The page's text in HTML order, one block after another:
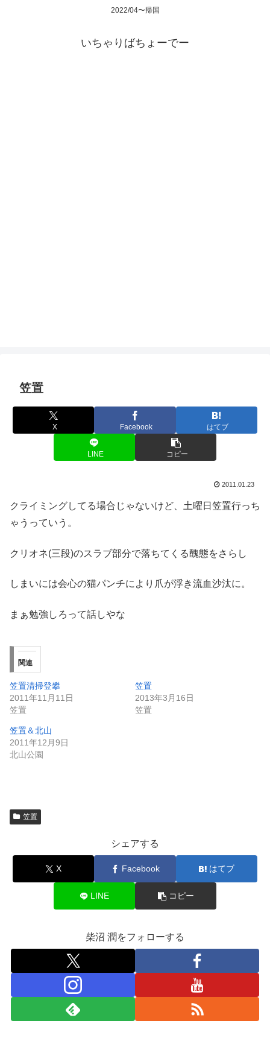
2022/04〜帰国
いちゃりばちょーでー
笠置
X Facebook はてブ
LINE コピー
2011.01.23
クライミングしてる場合じゃないけど、土曜日笠置行っち
ゃうっていう。
クリオネ(三段)のスラブ部分で落ちてくる醜態をさらし
しまいには会心の猫パンチにより爪が浮き流血沙汰に。
まぁ勉強しろって話しやな
関連
笠置清掃登攀
2011年11月11日
笠置
笠置
2013年3月16日
笠置
笠置＆北山
2011年12月9日
北山公園
笠置
シェアする
X Facebook はてブ
LINE コピー
柴沼 潤をフォローする